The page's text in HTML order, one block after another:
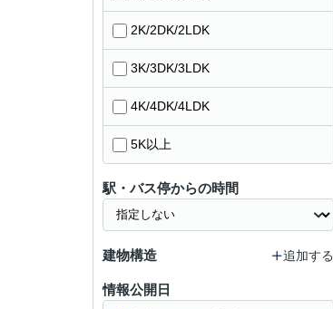
2K/2DK/2LDK
3K/3DK/3LDK
4K/4DK/4LDK
5K以上
駅・バス停からの時間
建物構造 追加する
情報公開日